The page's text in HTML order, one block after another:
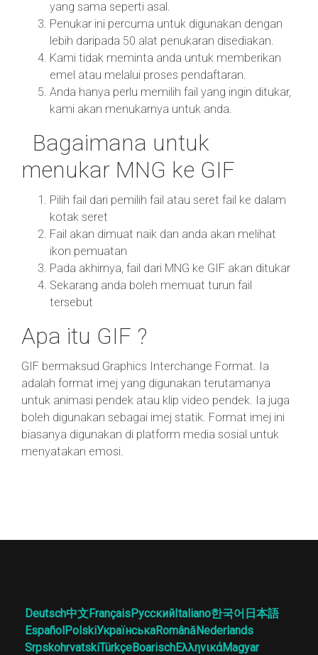
yang sama seperti asal.
Penukar ini percuma untuk digunakan dengan
lebih daripada 50 alat penukaran disediakan.
Kami tidak meminta anda untuk memberikan
emel atau melalui proses pendaftaran.
Anda hanya perlu memilih fail yang ingin ditukar,
kami akan menukarnya untuk anda.
Bagaimana untuk
menukar MNG ke GIF
Pilih fail dari pemilih fail atau seret fail ke dalam
kotak seret
Fail akan dimuat naik dan anda akan melihat
ikon pemuatan
Pada akhirnya, fail dari MNG ke GIF akan ditukar
Sekarang anda boleh memuat turun fail
tersebut
Apa itu GIF ?
GIF bermaksud Graphics Interchange Format. Ia
adalah format imej yang digunakan terutamanya
untuk animasi pendek atau klip video pendek. Ia juga
boleh digunakan sebagai imej statik. Format imej ini
biasanya digunakan di platform media sosial untuk
menyatakan emosi.
Deutsch中文FrançaisРусскийItaliano한국어 日本語
EspañolPolskiУкраїнськаRomânăNederlands
SrpskohrvatskiTürkçeBoarischΕλληνικάMagyar